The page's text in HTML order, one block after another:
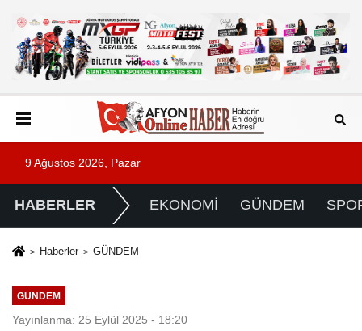
9 Ağustos 2026, Pazar
HABERLER EKONOMİ GÜNDEM
Haberler GÜNDEM
GÜNDEM
Yayınlanma: 25 Eylül 2025 - 18:20